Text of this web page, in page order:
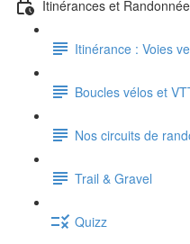
Itinérances et
Itinérance : Voies
Boucles vélos et
Nos circuits de
Trail & Gravel
Quizz